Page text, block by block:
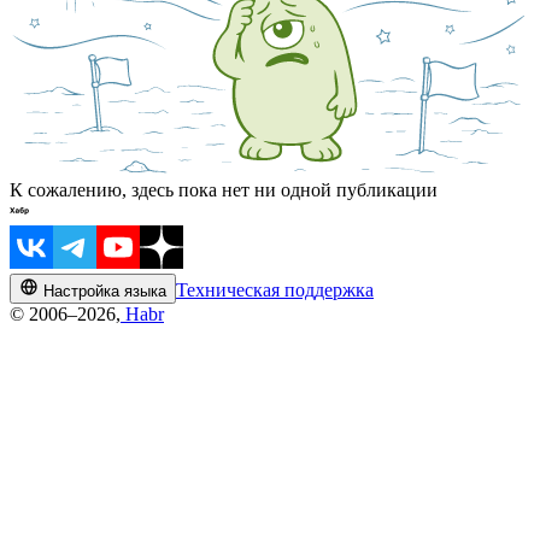
К сожалению, здесь пока нет ни одной публикации
Настройка языка Техническая поддержка
© 2006–2026, Habr